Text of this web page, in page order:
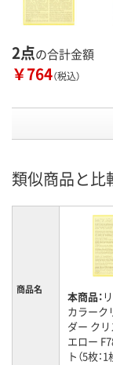
2点の合計金額
￥764（税込）
類似商品と比
商品名 本商品：
カラーク
ダー ク
エロー
ト（5枚：